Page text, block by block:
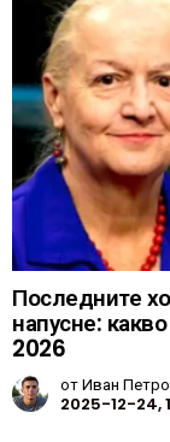
Последните
напусне:
2026
отИван
2025-12-24,